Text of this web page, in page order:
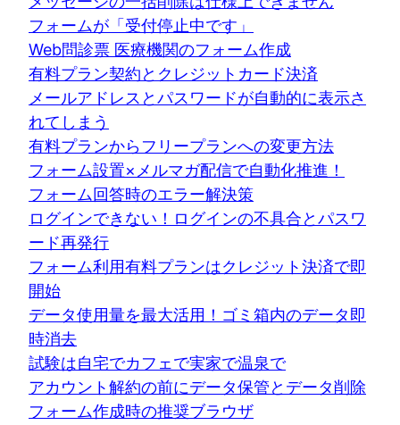
フォームが「受付停止中です」
Web問診票 医療機関のフォーム作成
有料プラン契約とクレジットカード決済
メールアドレスとパスワードが自動的に表示さ
れてしまう
有料プランからフリープランへの変更方法
フォーム設置×メルマガ配信で自動化推進！
フォーム回答時のエラー解決策
ログインできない！ログインの不具合とパスワ
ード再発行
フォーム利用有料プランはクレジット決済で即
開始
データ使用量を最大活用！ゴミ箱内のデータ即
時消去
試験は自宅でカフェで実家で温泉で
アカウント解約の前にデータ保管とデータ削除
フォーム作成時の推奨ブラウザ